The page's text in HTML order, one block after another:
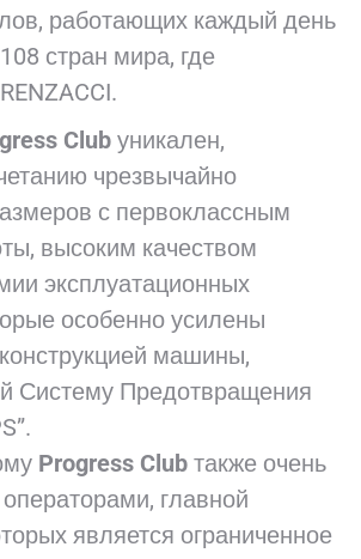
работающих каждый день
стран мира, где
Club уникален,
чрезвычайно
с первоклассным
высоким качеством
эксплуатационных
особенно усилены
машины,
Систему Предотвращения
Progress Club также очень
главной
является ограниченное